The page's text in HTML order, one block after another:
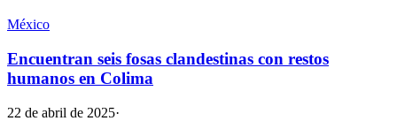
México
Encuentran seis fosas clandestinas con restos
humanos en Colima
22 de abril de 2025·